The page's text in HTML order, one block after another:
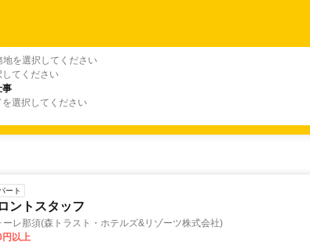
地を選択してください
てください
事
を選択してください
ート
ントスタッフ
ーレ那須(森トラスト・ホテルズ&リゾーツ株式会社)
円以上